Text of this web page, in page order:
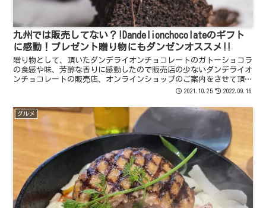
九州では販売してない？!Dandelionchocolateのギフト
に感動！プレゼント贈り物にもダンゼンオススメ‼️
贈り物として、頂いたダンデライオンチョコレートのガトーショコラ
の食感や味、芳醇な香りに感動したので販売店の少ないダンデライオ
ンチョコレートの販売店、オンラインショップのご案内をさせて頂い
ています。是非贈り物や自分へのご褒美に食べて貰いたい^ ^
2021.10.25 2022.09.16
グルメ